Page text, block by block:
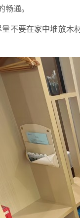
畅通。
量不要在家中堆放木